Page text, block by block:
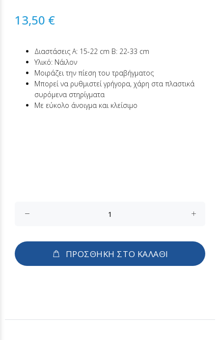
13,50 €
Διαστάσεις A: 15-22 cm B: 22-33 cm
Υλικό: Νάιλον
Μοιράζει την πίεση του τραβήγματος
Μπορεί να ρυθμιστεί γρήγορα, χάρη στα πλαστικά
συρόμενα στηρίγματα
Με εύκολο άνοιγμα και κλείσιμο
ΠΡΟΣΘΗΚΗ ΣΤΟ ΚΑΛΑΘΙ